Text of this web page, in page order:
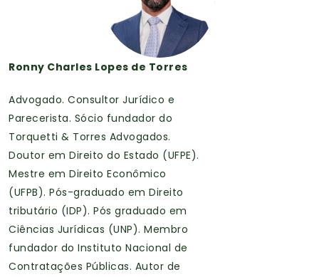
Ronny Charles Lopes de Torres
Advogado. Consultor Jurídico e
Parecerista. Sócio fundador do
Torquetti & Torres Advogados.
Doutor em Direito do Estado (UFPE).
Mestre em Direito Econômico
(UFPB). Pós-graduado em Direito
tributário (IDP). Pós graduado em
Ciências Jurídicas (UNP). Membro
fundador do Instituto Nacional de
Contratações Públicas. Autor de